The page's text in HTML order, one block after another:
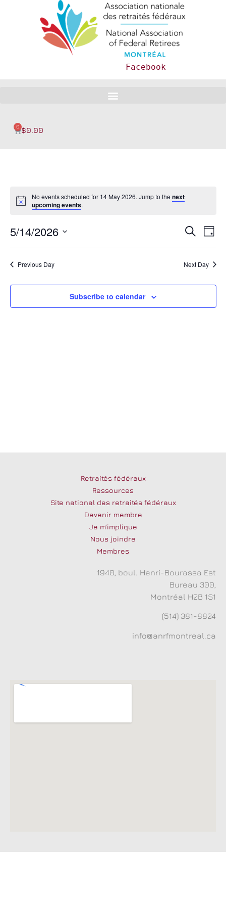
Facebook
$0.00
0
No events scheduled for 14 May 2026. Jump to the next
upcoming events.
and
Views
Search
Day
5/14/2026
date.
Previous Day Next Day
Subscribe to calendar
Retraités fédéraux
Ressources
Site national des retraités fédéraux
Devenir membre
Je m’implique
Nous joindre
Membres
1940, boul. Henri-Bourassa Est
Bureau 300,
Montréal H2B 1S1
(514) 381-8824
info@anrfmontreal.ca